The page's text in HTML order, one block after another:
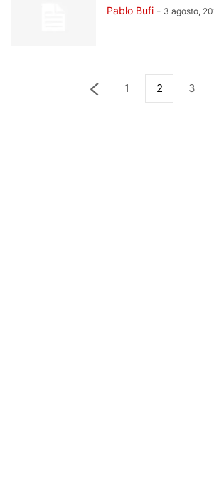
Pablo Bufi - 3 agosto,
1 2 3